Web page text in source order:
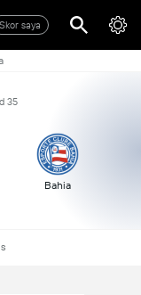
Skor saya
35
Bahia